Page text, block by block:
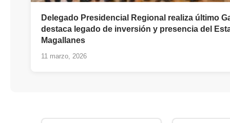
Delegado Presidencial Regional realiza último
destaca legado de inversión y presencia del
Magallanes
11 marzo, 2026